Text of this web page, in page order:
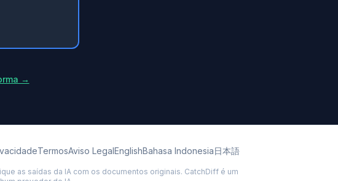
→
TermosAviso LegalEnglishBahasa Indonesia日本語
as saídas da IA com os documentos originais. CatchDiff é um